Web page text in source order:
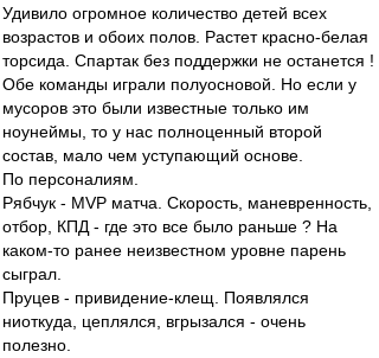
Удивило огромное количество детей всех
возрастов и обоих полов. Растет красно-белая
торсида. Спартак без поддержки не останется !
Обе команды играли полуосновой. Но если у
мусоров это были известные только им
ноунеймы, то у нас полноценный второй
состав, мало чем уступающий основе.
По персоналиям.
Рябчук - MVP матча. Скорость, маневренность,
отбор, КПД - где это все было раньше ? На
каком-то ранее неизвестном уровне парень
сыграл.
Пруцев - привидение-клещ. Появлялся
ниоткуда, цеплялся, вгрызался - очень
полезно.